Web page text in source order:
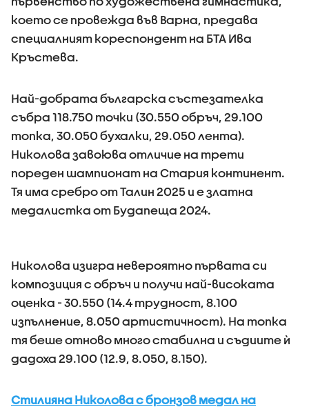
което се провежда във Варна, предава
специалният кореспондент на БТА Ива
Кръстева.
Най-добрата българска състезателка
събра 118.750 точки (30.550 обръч, 29.100
топка, 30.050 бухалки, 29.050 лента).
Николова завоюва отличие на трети
пореден шампионат на Стария континент.
Тя има сребро от Талин 2025 и е златна
медалистка от Будапеща 2024.
Николова изигра невероятно първата си
композиция с обръч и получи най-високата
оценка - 30.550 (14.4 трудност, 8.100
изпълнение, 8.050 артистичност). На топка
тя беше отново много стабилна и съдиите ѝ
дадоха 29.100 (12.9, 8.050, 8.150).
Стилияна Николова с бронзов медал на